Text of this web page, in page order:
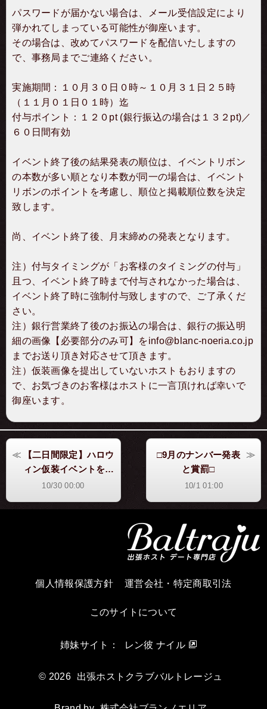
パスワードが届かない場合は、メール受信設定により
弾かれてしまっている可能性が御座います。
その場合は、改めてパスワードを配信いたしますの
で、事務局までご連絡ください。
実施期間：１０月３０日０時～１０月３１日２５時
（１１月０１日０１時）迄
付与ポイント：１２０pt (銀行振込の場合は１３２pt)／
６０日間有効
イベント終了後の結果発表の順位は、イベントリボン
の本数が多い順となり本数が同一の場合は、イベント
リボンのポイントを考慮し、順位と掲載順位数を決定
致します。
尚、イベント終了後、月末締めの発表となります。
注）付与タイミングが「お客様のタイミングの付与」
且つ、イベント終了時まで付与されなかった場合は、
イベント終了時に強制付与致しますので、ご了承くだ
さい。
注）銀行営業終了後のお振込の場合は、銀行の振込明
細の画像【必要部分のみ可】をinfo@blanc-noeria.co.jp
までお送り頂き対応させて頂きます。
注）仮装画像を提出していないホストもおりますの
で、お気づきのお客様はホストに一言頂ければ幸いで
御座います。
【二日間限定】ハロウ
ィン仮装イベントを開
催中
10/30 00:00
□9月のナンバー発表
と賞罰□
10/1 01:00
個人情報保護方針 運営会社・特定商取引法
このサイトについて
姉妹サイト： レン彼 ナイル
© 2026 出張ホストクラブバルトレージュ